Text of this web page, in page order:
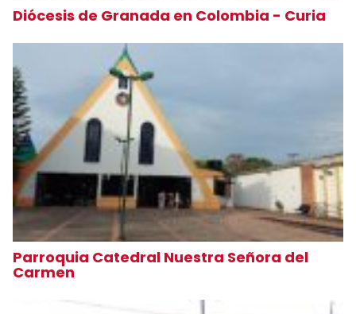
Diócesis de Granada en Colombia - Curia
Parroquia Catedral Nuestra Señora del
Carmen